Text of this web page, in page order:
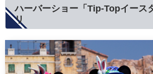
ハーバーショー「Tip-Topイース
リ